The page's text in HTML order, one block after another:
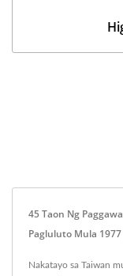
45 Taon Ng
Pagluluto Mula 1977
Nakatayo sa Taiwan